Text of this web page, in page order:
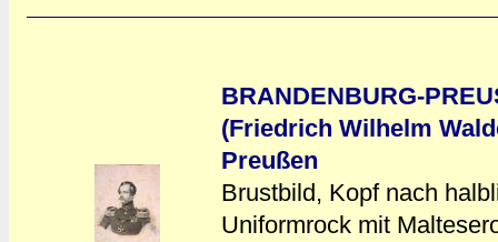
BRANDENBURG-
(Friedrich Wilhelm
Preußen
Brustbild, Kopf nach
Uniformrock mit